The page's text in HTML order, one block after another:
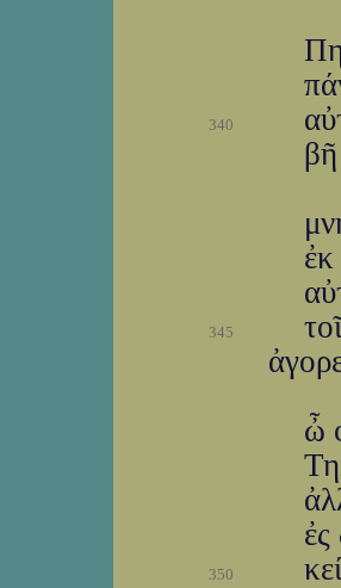
340
βῆ
345
ὦ
ἐς
350